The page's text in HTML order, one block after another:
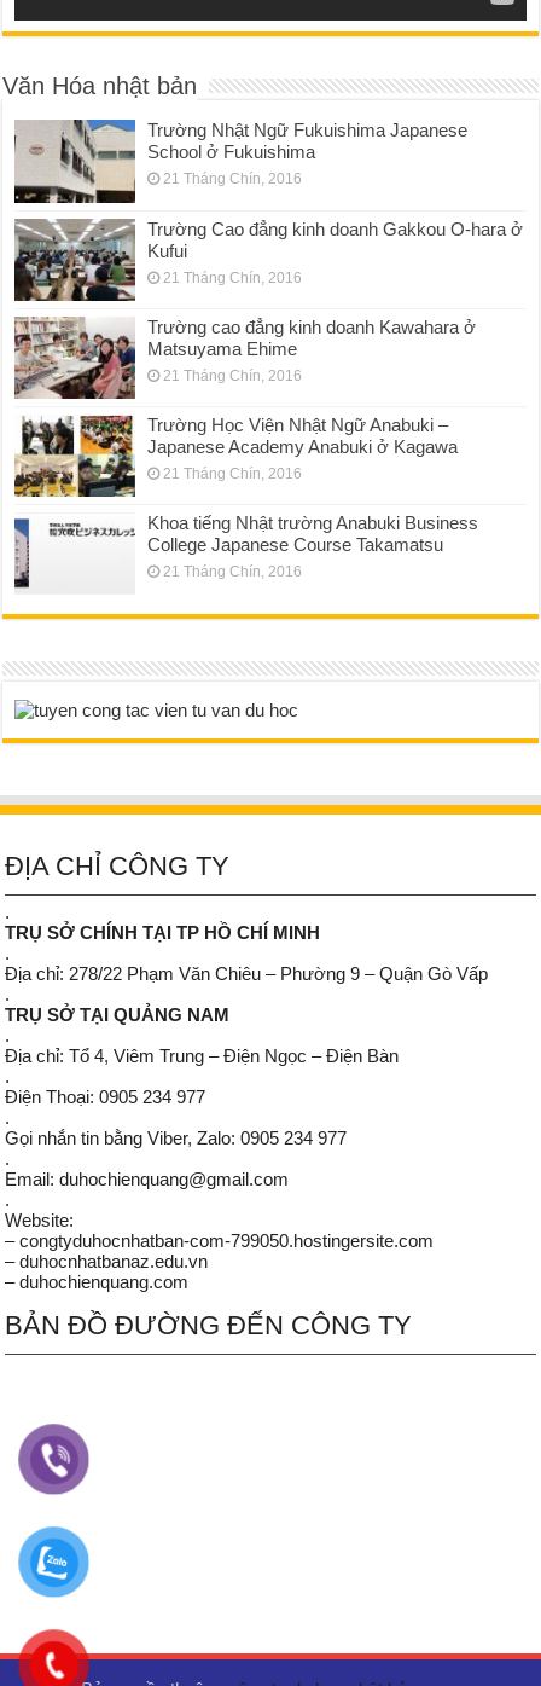
Văn Hóa nhật bản
Trường Nhật Ngữ Fukuishima Japanese
School ở Fukuishima
21 Tháng Chín, 2016
Trường Cao đẳng kinh doanh Gakkou O-hara ở
Kufui
21 Tháng Chín, 2016
Trường cao đẳng kinh doanh Kawahara ở
Matsuyama Ehime
21 Tháng Chín, 2016
Trường Học Viện Nhật Ngữ Anabuki –
Japanese Academy Anabuki ở Kagawa
21 Tháng Chín, 2016
Khoa tiếng Nhật trường Anabuki Business
College Japanese Course Takamatsu
21 Tháng Chín, 2016
ĐỊA CHỈ CÔNG TY
.
TRỤ SỞ CHÍNH TẠI TP HỒ CHÍ MINH
.
Địa chỉ: 278/22 Phạm Văn Chiêu – Phường 9 – Quận Gò Vấp
.
TRỤ SỞ TẠI QUẢNG NAM
.
Địa chỉ: Tổ 4, Viêm Trung – Điện Ngọc – Điện Bàn
.
Điện Thoại: 0905 234 977
.
Gọi nhắn tin bằng Viber, Zalo: 0905 234 977
.
Email: duhochienquang@gmail.com
.
Website:
– congtyduhocnhatban-com-799050.hostingersite.com
– duhocnhatbanaz.edu.vn
– duhochienquang.com
BẢN ĐỒ ĐƯỜNG ĐẾN CÔNG TY